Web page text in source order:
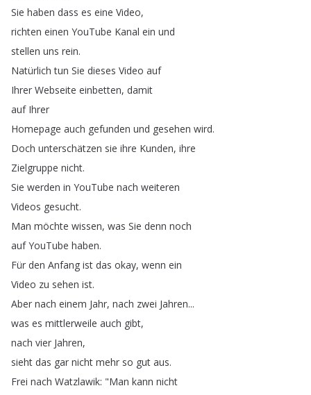
Sie haben dass es eine Video,
richten einen YouTube Kanal ein und
stellen uns rein.
Natürlich tun Sie dieses Video auf
Ihrer Webseite einbetten, damit
auf Ihrer
Homepage auch gefunden und gesehen wird.
Doch unterschätzen sie ihre Kunden, ihre
Zielgruppe nicht.
Sie werden in YouTube nach weiteren
Videos gesucht.
Man möchte wissen, was Sie denn noch
auf YouTube haben.
Für den Anfang ist das okay, wenn ein
Video zu sehen ist.
Aber nach einem Jahr, nach zwei Jahren...
was es mittlerweile auch gibt,
nach vier Jahren,
sieht das gar nicht mehr so gut aus.
Frei nach Watzlawik: "Man kann nicht